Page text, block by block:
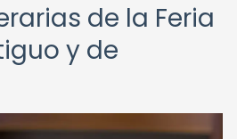
de la Feria
y de